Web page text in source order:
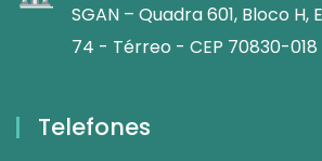
SGAN – Quadra 601, Bloco H,
74 - Térreo - CEP 70830-
Telefones